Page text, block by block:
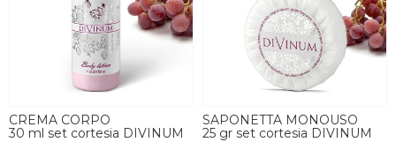
CREMA CORPO
30 ml set cortesia DIVINUM
SAPONETTA MONOUSO
25 gr set cortesia DIVINUM